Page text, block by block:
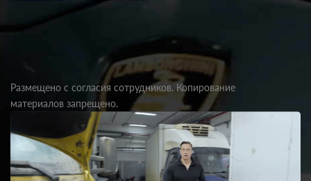
Размещено с согласия сотрудников. Копирование
материалов запрещено.